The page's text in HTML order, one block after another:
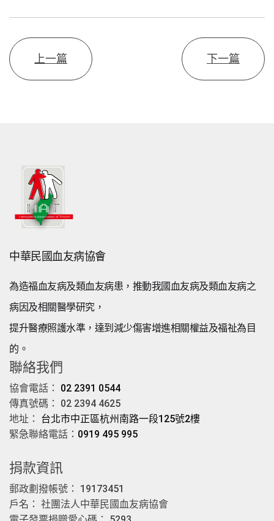
上一篇 下一篇
中華民國血友病協會
為造福血友病及類血友病患，推動我國血友病及類血友病之
病因及相關醫學研究，
提升醫療照護水準，達到減少傷害增進相關權益及福祉為目
的。
聯絡我們
協會電話： 02 2391 0544
傳真號碼： 02 2394 4625
地址： 台北市中正區杭州南路一段125號2樓
緊急聯絡電話： 0919 495 995
捐款資訊
郵政劃撥帳號： 19173451
戶名： 社團法人中華民國血友病協會